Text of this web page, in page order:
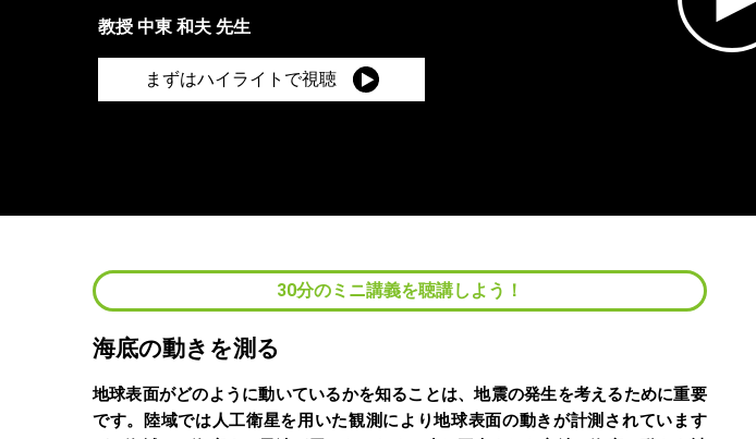
教授 中東 和夫 先生
まずはハイライトで視聴
30分のミニ講義を聴講しよう！
海底の動きを測る
地球表面がどのように動いているかを知ることは、地震の発生を考えるために重要
です。陸域では人工衛星を用いた観測により地球表面の動きが計測されています